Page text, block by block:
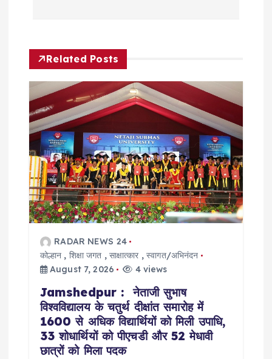
v
g
a
t
Related Posts
RADAR NEWS 24
कोल्हान , शिक्षा जगत , साक्षात्कार ,स्वागत/अभिनंदन
August 7, 2026
4 views
Jamshedpur : नेताजी सुभाष
विश्वविद्यालय के चतुर्थ दीक्षांत समारोह में
1600 से अधिक विद्यार्थियों को मिली उपाधि,
33 शोधार्थियों को पीएचडी और 52 मेधावी
छात्रों को मिला पदक